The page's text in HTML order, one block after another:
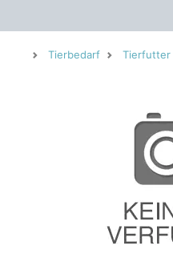
Tierbedarf Tierfutter